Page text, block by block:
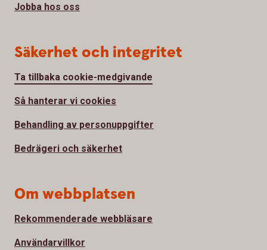
Jobba hos oss
Säkerhet och integritet
Ta tillbaka cookie-medgivande
Så hanterar vi cookies
Behandling av personuppgifter
Bedrägeri och säkerhet
Om webbplatsen
Rekommenderade webbläsare
Användarvillkor